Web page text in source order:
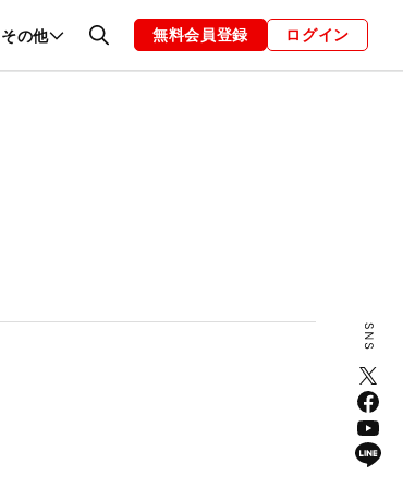
その他恋愛・結婚 編集部 お知らせ
無料会員登録 ログイン